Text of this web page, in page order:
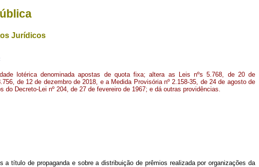
Jurídicos
lotérica denominada apostas de quota fixa; altera as Leis nºs 5.768, de 20 de
de 12 de dezembro de 2018, e a Medida Provisória nº 2.158-35, de 24 de agosto de
do Decreto-Lei nº 204, de 27 de fevereiro de 1967; e dá outras providências.
título de propaganda e sobre a distribuição de prêmios realizada por organizações da